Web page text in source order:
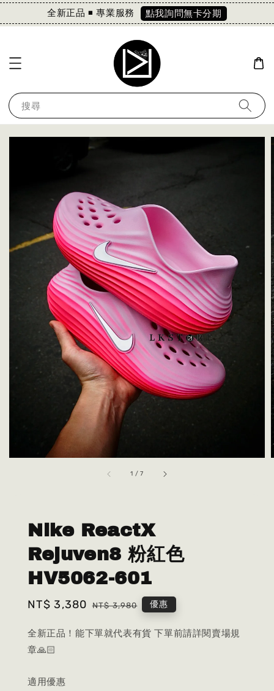
全新正品 ◾️ 專業服務 點我詢問無卡分期
搜尋
1 /7
Nike ReactX
Rejuven8 粉紅色
HV5062-601
Sale
NT$ 3,380 Regular
NT$ 3,980 優惠
全新正品！能下單就代表有貨 下單前請詳閱賣場規
章🙏🏻
適用優惠